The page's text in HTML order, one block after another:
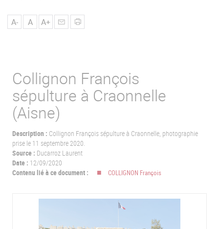
A- A A+
Collignon François
sépulture à Craonnelle
(Aisne)
Description : Collignon François sépulture à Craonnelle, photographie
prise le 11 septembre 2020.
Source : Ducarroz Laurent
Date : 12/09/2020
Contenu lié à ce document :
COLLIGNON François